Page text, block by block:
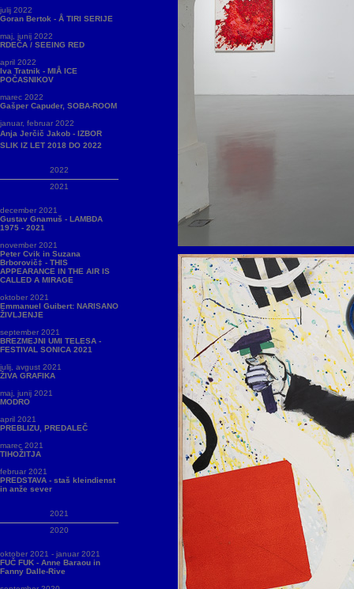
julij 2022
Goran Bertok - Å TIRI SERIJE
maj, junij 2022
RDEČA / SEEING RED
april 2022
Iva Tratnik - MIÅ ICE
POČASNIKOV
marec 2022
Gašper Capuder, SOBA-ROOM
januar, februar 2022
Anja Jerčič Jakob - IZBOR
SLIK IZ LET 2018 DO 2022
2022
2021
december 2021
Gustav Gnamuš - LAMBDA
1975 - 2021
november 2021
Peter Cvik in Suzana
Brborovič‡ - THIS
APPEARANCE IN THE AIR IS
CALLED A MIRAGE
oktober 2021
Emmanuel Guibert: NARISANO
ŽIVLJENJE
september 2021
BREZMEJNI UMI TELESA -
FESTIVAL SONICA 2021
julij, avgust 2021
ŽIVA GRAFIKA
maj, junij 2021
MODRO
april 2021
PREBLIZU, PREDALEČ
marec 2021
TIHOŽITJA
februar 2021
PREDSTAVA - staš kleindienst
in anže sever
2021
2020
oktober 2021 - januar 2021
FUČ FUK - Anne Baraou in
Fanny Dalle-Rive